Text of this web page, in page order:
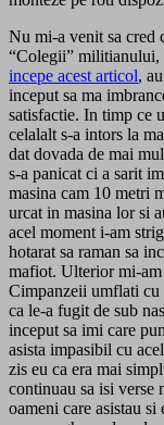
Nu mi-a venit sa cred
“Colegii” militianului,
incepe acest articol,
inceput sa ma
satisfactie. In timp ce
celalalt s-a intors la
dat dovada de mai
s-a panicat ci a sarit
masina cam 10 metri
urcat in masina lor si
acel moment i-am
hotarat sa raman sa
mafiot. Ulterior mi-am
Cimpanzeii umflati cu
ca le-a fugit de sub
inceput sa imi care
asista impasibil cu
zis eu ca era mai
continuau sa isi verse
oameni care asistau si